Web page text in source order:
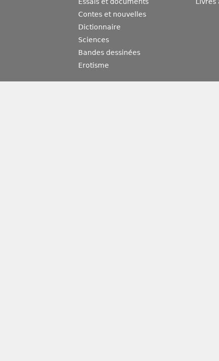
Essais et documents
Contes et nouvelles
Dictionnaire
Sciences
Bandes dessinées
Erotisme
Livres